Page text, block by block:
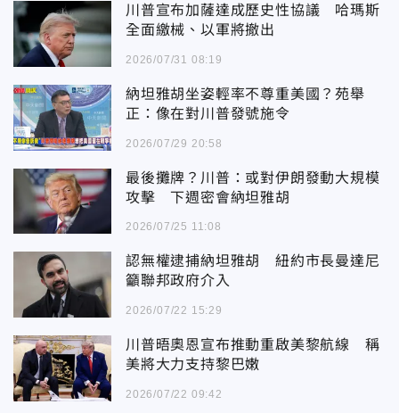
川普宣布加薩達成歷史性協議 哈瑪斯
全面繳械、以軍將撤出
2026/07/31 08:19
納坦雅胡坐姿輕率不尊重美國？苑舉
正：像在對川普發號施令
2026/07/29 20:58
最後攤牌？川普：或對伊朗發動大規模
攻擊 下週密會納坦雅胡
2026/07/25 11:08
認無權逮捕納坦雅胡 紐約市長曼達尼
籲聯邦政府介入
2026/07/22 15:29
川普晤奧恩宣布推動重啟美黎航線 稱
美將大力支持黎巴嫩
2026/07/22 09:42